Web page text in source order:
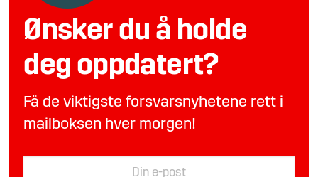
Ønsker du å holde
deg oppdatert?
Få de viktigste forsvarsnyhetene rett i
mailboksen hver morgen!